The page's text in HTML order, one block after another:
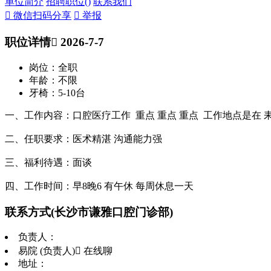
 微信扫码分享  举报
职位详情 2026-7-7
岗位：全职
年龄：不限
牙椅：5-10台
一、工作内容：口腔医疗工作 重点 重点 重点 工作地点是在
二、任职要求：医术精湛 沟通能力强
三、福利待遇：面谈
四、工作时间：早8晚6 有午休 每周休息一天
联系方式(长沙市谦雅口腔门诊部)
负责人：
易院 (负责人) 在线聊
地址：